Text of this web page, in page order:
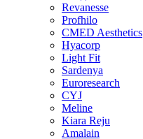
Revanesse
Profhilo
CMED Aesthetics
Hyacorp
Light Fit
Sardenya
Euroresearch
CYJ
Meline
Kiara Reju
Amalain